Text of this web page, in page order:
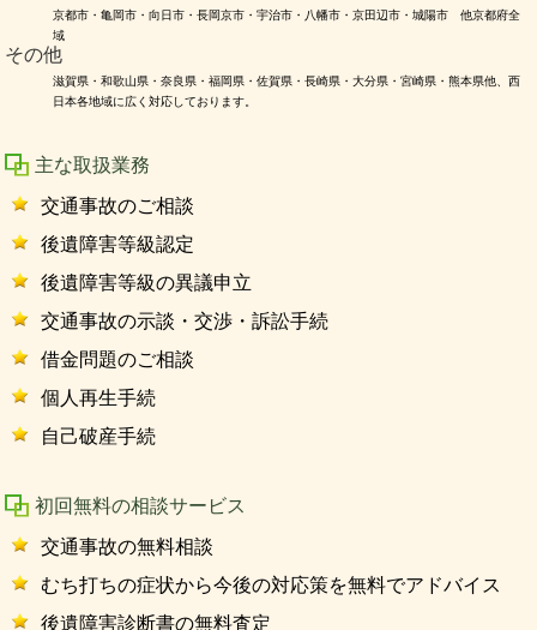
京都市・亀岡市・向日市・長岡京市・宇治市・八幡市・京田辺市・城陽市 他京都府全
域
その他
滋賀県・和歌山県・奈良県・福岡県・佐賀県・長崎県・大分県・宮崎県・熊本県他、西
日本各地域に広く対応しております。
主な取扱業務
交通事故のご相談
後遺障害等級認定
後遺障害等級の異議申立
交通事故の示談・交渉・訴訟手続
借金問題のご相談
個人再生手続
自己破産手続
初回無料の相談サービス
交通事故の無料相談
むち打ちの症状から今後の対応策を無料でアドバイス
後遺障害診断書の無料査定